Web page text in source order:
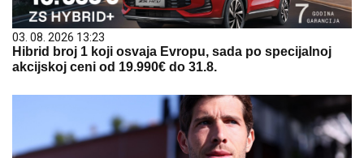
03. 08. 2026 13:23
Hibrid broj 1 koji osvaja Evropu, sada po specijalnoj
akcijskoj ceni od 19.990€ do 31.8.